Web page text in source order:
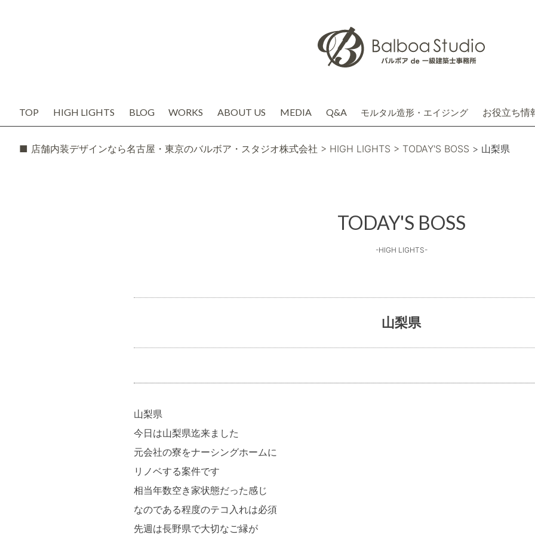
TOP HIGH LIGHTS BLOG WORKS ABOUT US MEDIA Q&A モルタル造形・エイジング お役立ち情
■ 店舗内装デザインなら名古屋・東京のバルボア・スタジオ株式会社 > HIGH LIGHTS > TODAY'S BOSS > 山梨県
TODAY'S BOSS
-HIGH LIGHTS-
山梨県
山梨県
今日は山梨県迄来ました
元会社の寮をナーシングホームに
リノベする案件です
相当年数空き家状態だった感じ
なのである程度のテコ入れは必須
先週は長野県で大切なご縁が